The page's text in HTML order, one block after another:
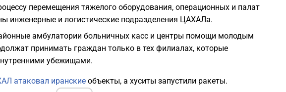
перемещения тяжелого оборудования, операционных и палат
инженерные и логистические подразделения ЦАХАЛа.
амбулатории больничных касс и центры помощи молодым
принимать граждан только в тех филиалах, которые
убежищами.
атаковал иранские объекты, а хуситы запустили ракеты.